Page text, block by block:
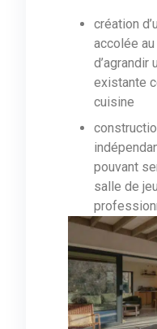
création
accolée
d’agrandir
existante
cuisine
pouvant
salle de